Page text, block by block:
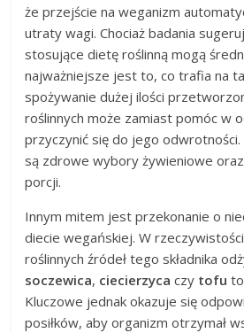
że przejście na weganizm
utraty wagi. Chociaż badania
stosujące dietę roślinną mogą
najważniejsze jest to, co trafia na
spożywanie dużej ilości
roślinnych może zamiast pomóc w
przyczynić się do jego
są zdrowe wybory żywieniowe
porcji.
Innym mitem jest przekonanie o
diecie wegańskiej. W
roślinnych źródeł tego składnika
soczewica, ciecierzyca czy tofu
Kluczowe jednak okazuje się
posiłków, aby organizm otrzymał